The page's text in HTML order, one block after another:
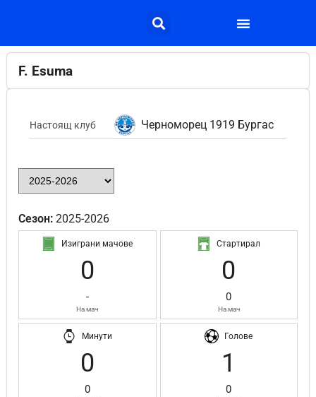
F. Esuma
Настоящ клуб Черноморец 1919 Бургас
Сезон: 2025-2026
Изиграни мачове
0
-
На мач
Стартирал
0
0
На мач
Минути
0
0
Голове
1
0